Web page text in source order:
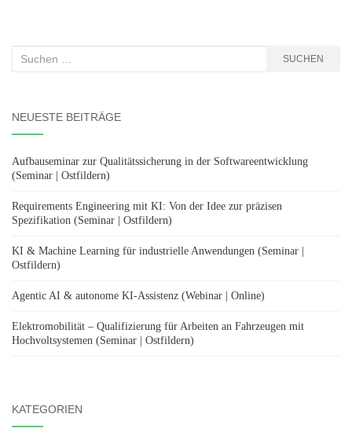
Suchen
SUCHEN
NEUESTE BEITRÄGE
Aufbauseminar zur Qualitätssicherung in der Softwareentwicklung
(Seminar | Ostfildern)
Requirements Engineering mit KI: Von der Idee zur präzisen
Spezifikation (Seminar | Ostfildern)
KI & Machine Learning für industrielle Anwendungen (Seminar |
Ostfildern)
Agentic AI & autonome KI-Assistenz (Webinar | Online)
Elektromobilität – Qualifizierung für Arbeiten an Fahrzeugen mit
Hochvoltsystemen (Seminar | Ostfildern)
KATEGORIEN